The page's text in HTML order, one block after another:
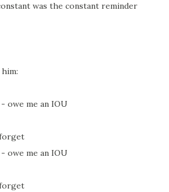
was the constant reminder
owe me an IOU
owe me an IOU